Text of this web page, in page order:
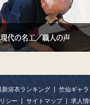
新浴衣ランキング
竺仙ギャ
シー サイトマップ 求人